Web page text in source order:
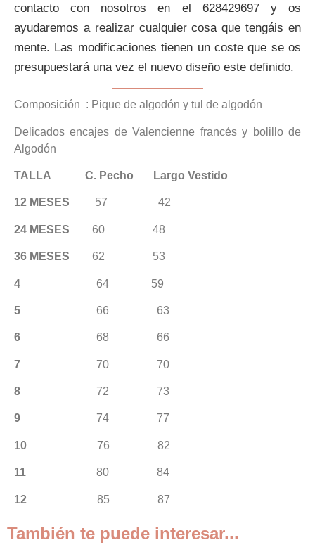
contacto con nosotros en el 628429697y os
ayudaremos a realizar cualquier cosa que tengáis en
mente. Las modificaciones tienen un coste que se os
presupuestará una vez el nuevo diseño este definido.
Composición : Pique de algodón y tul de algodón
Delicados encajes de Valencienne francés y bolillo de
Algodón
TALLA C. Pecho Largo Vestido
12 MESES 57 42
24 MESES 60 48
36 MESES 62 53
4 64 59
5 66 63
6 68 66
7 70 70
8 72 73
9 74 77
10 76 82
11 80 84
12 85 87
También te puede interesar...